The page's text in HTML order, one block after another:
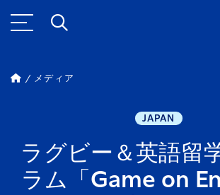
メディア
JAPAN
ラグビー＆英語留
ラム「Game on